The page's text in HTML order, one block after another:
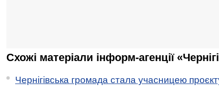
Схожі матеріали інформ-агенції
Чернігівська громада стала учасницею